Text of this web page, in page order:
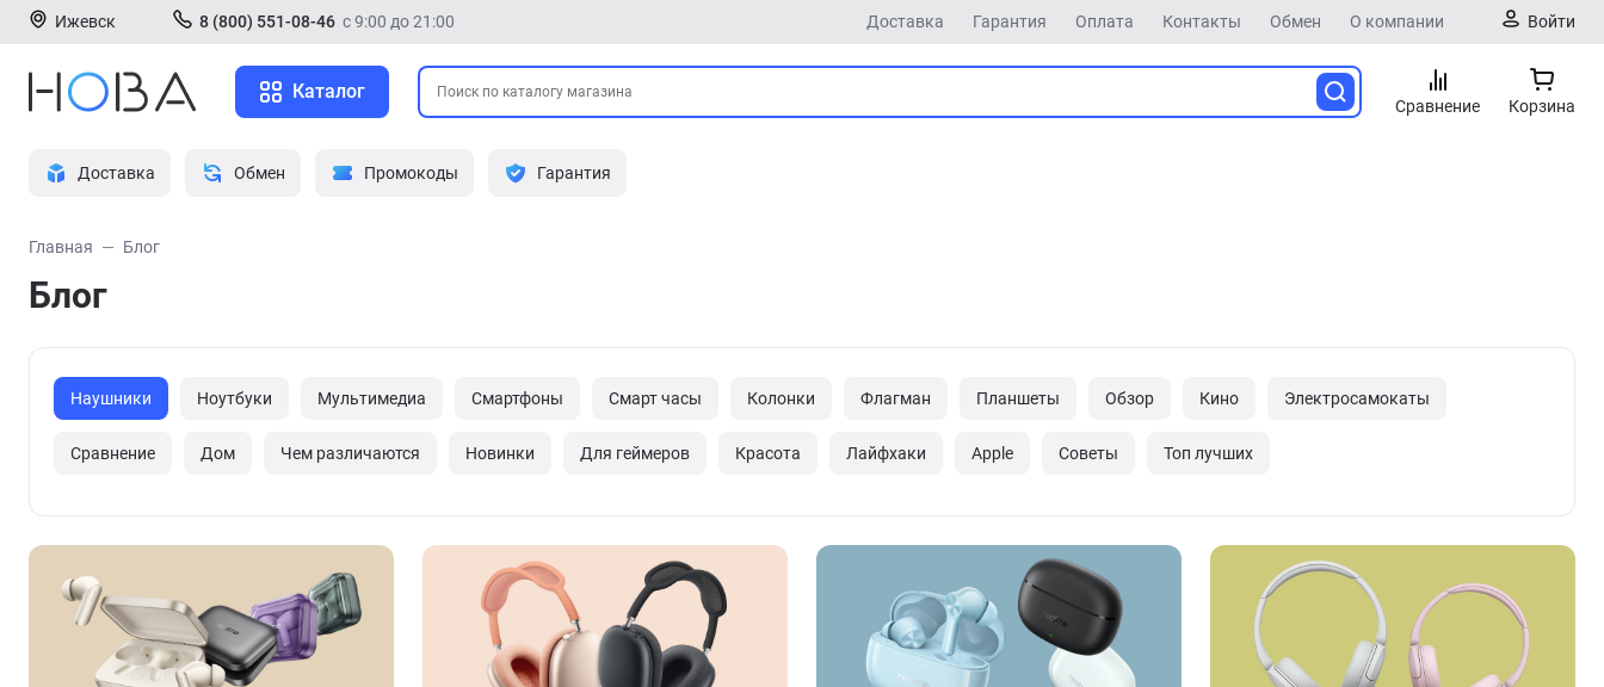
Ижевск 8 (800) 551-08-46 с 9:00 до 21:00 Доставка Гарантия Оплата Контакты Обмен О компании Войти
Каталог
Сравнение Корзина
Доставка Обмен Промокоды Гарантия
Главная Блог
Блог
Наушники Ноутбуки Мультимедиа Смартфоны Смарт часы Колонки Флагман Планшеты Обзор Кино Электросамокаты
Сравнение Дом Чем различаются Новинки Для геймеров Красота Лайфхаки Apple Советы Топ лучших